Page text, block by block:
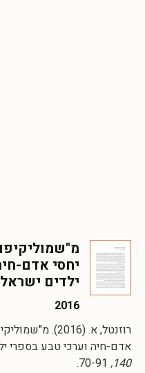
יחסי אדם-
ילדים
2016
רוזנטל, א.
אדם-חיה וערכי טבע בספרי
140,